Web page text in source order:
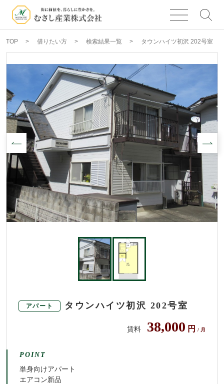
TOP 借りたい方 検索結果一覧 タウンハイツ初沢 202号室
アパート タウンハイツ初沢 202号室
賃料 38,000 円 / 月
POINT
単身向けアパート
エアコン新品